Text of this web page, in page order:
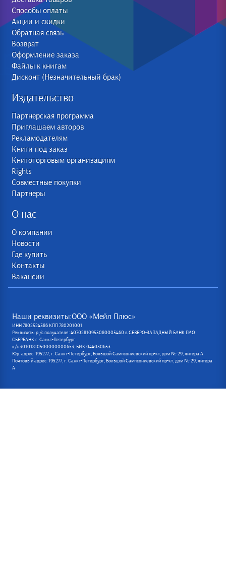
Способы оплаты
Акции и скидки
Обратная связь
Возврат
Оформление заказа
Файлы к книгам
Дисконт (Незначительный брак)
Издательство
Партнерская программа
Приглашаем авторов
Рекламодателям
Книги под заказ
Книготорговым организациям
Rights
Совместные покупки
Партнеры
О нас
О компании
Новости
Где купить
Контакты
Вакансии
Наши реквизиты:ООО «Мейл Плюс»
ИНН 7802524386 КПП 780201001
Реквизиты р /с получателя: 40702810955080005460 в СЕВЕРО-ЗАПАДНЫЙ БАНК ПАО
СБЕРБАНК г. Санкт-Петербург
к/с 30101810500000000653, БИК 044030653
Юр. адрес: 195277, г. Санкт-Петербург, Большой Сампсониевский пр-кт, дом № 29, литера А
Почтовый адрес: 195277, г. Санкт-Петербург, Большой Сампсониевский пр-кт, дом № 29, литера
А